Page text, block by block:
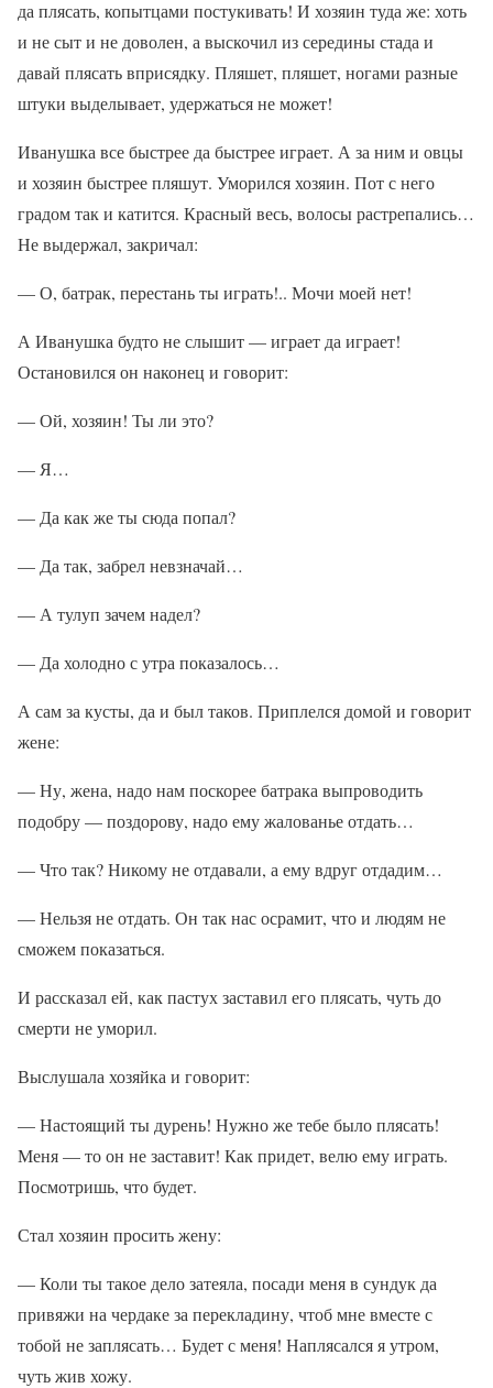
да плясать, копытцами постукивать! И хозяин туда же: хоть
и не сыт и не доволен, а выскочил из середины стада и
давай плясать вприсядку. Пляшет, пляшет, ногами разные
штуки выделывает, удержаться не может!
Иванушка все быстрее да быстрее играет. А за ним и овцы
и хозяин быстрее пляшут. Уморился хозяин. Пот с него
градом так и катится. Красный весь, волосы растрепались…
Не выдержал, закричал:
— О, батрак, перестань ты играть!.. Мочи моей нет!
А Иванушка будто не слышит — играет да играет!
Остановился он наконец и говорит:
— Ой, хозяин! Ты ли это?
— Я…
— Да как же ты сюда попал?
— Да так, забрел невзначай…
— А тулуп зачем надел?
— Да холодно с утра показалось…
А сам за кусты, да и был таков. Приплелся домой и говорит
жене:
— Ну, жена, надо нам поскорее батрака выпроводить
подобру — поздорову, надо ему жалованье отдать…
— Что так? Никому не отдавали, а ему вдруг отдадим…
— Нельзя не отдать. Он так нас осрамит, что и людям не
сможем показаться.
И рассказал ей, как пастух заставил его плясать, чуть до
смерти не уморил.
Выслушала хозяйка и говорит:
— Настоящий ты дурень! Нужно же тебе было плясать!
Меня — то он не заставит! Как придет, велю ему играть.
Посмотришь, что будет.
Стал хозяин просить жену:
— Коли ты такое дело затеяла, посади меня в сундук да
привяжи на чердаке за перекладину, чтоб мне вместе с
тобой не заплясать… Будет с меня! Наплясался я утром,
чуть жив хожу.